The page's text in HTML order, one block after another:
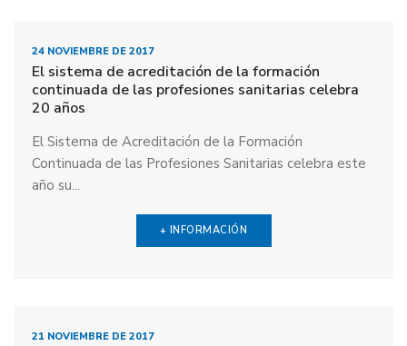
24 NOVIEMBRE DE 2017
El sistema de acreditación de la formación
continuada de las profesiones sanitarias celebra
20 años
El Sistema de Acreditación de la Formación
Continuada de las Profesiones Sanitarias celebra este
año su...
+ INFORMACIÓN
21 NOVIEMBRE DE 2017